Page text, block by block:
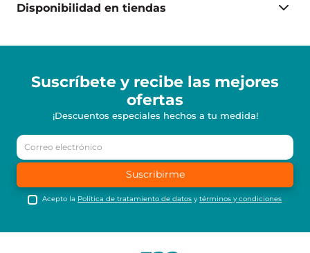
Disponibilidad en tiendas
Suscríbete y recibe las mejores
ofertas
¡Descuentos especiales hechos a tu medida!
Suscribirme
Acepto la Política de tratamiento de datos ytérminos y condiciones